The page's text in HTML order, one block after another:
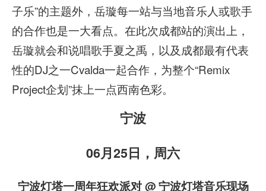
子乐”的主题外，岳璇每一站与当地音乐人或歌手
的合作也是一大看点。在此次成都站的演出上，
岳璇就会和说唱歌手夏之禹，以及成都最有代表
性的DJ之一Cvalda一起合作，为整个“Remix
Project企划”抹上一点西南色彩。
宁波
06月25日，周六
宁波灯塔一周年狂欢派对 @ 宁波灯塔音乐现场